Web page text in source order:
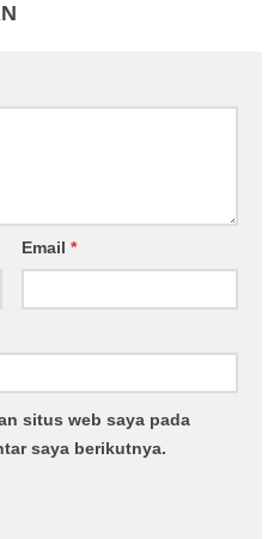
Email *
situs web saya pada
saya berikutnya.